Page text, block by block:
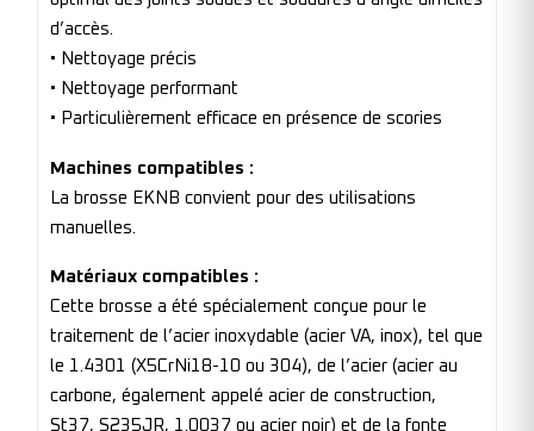
d’accès.
• Nettoyage précis
• Nettoyage performant
• Particulièrement efficace en présence de scories
Machines compatibles :
La brosse EKNB convient pour des utilisations
manuelles.
Matériaux compatibles :
Cette brosse a été spécialement conçue pour le
traitement de l’acier inoxydable (acier VA, inox), tel que
le 1.4301 (X5CrNi18-10 ou 304), de l’acier (acier au
carbone, également appelé acier de construction,
St37, S235JR, 1.0037 ou acier noir) et de la fonte